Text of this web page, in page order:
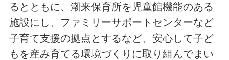
るとともに、潮来保育所を児童館機能のある
施設にし、ファミリーサポートセンターなど
子育て支援の拠点とするなど、安心して子ど
もを産み育てる環境づくりに取り組んでまい